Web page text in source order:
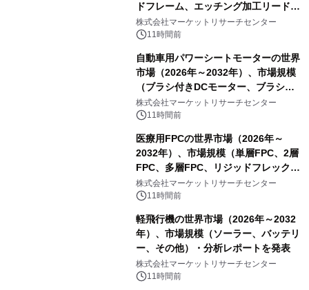
ドフレーム、エッチング加工リードフ
レーム）・分析レポートを発表
株式会社マーケットリサーチセンター
11時間前
自動車用パワーシートモーターの世界
市場（2026年～2032年）、市場規模
（ブラシ付きDCモーター、ブラシレ
スDCモーター）・分析レポートを発
表
株式会社マーケットリサーチセンター
11時間前
医療用FPCの世界市場（2026年～
2032年）、市場規模（単層FPC、2層
FPC、多層FPC、リジッドフレックス
PCB）・分析レポートを発表
株式会社マーケットリサーチセンター
11時間前
軽飛行機の世界市場（2026年～2032
年）、市場規模（ソーラー、バッテリ
ー、その他）・分析レポートを発表
株式会社マーケットリサーチセンター
11時間前